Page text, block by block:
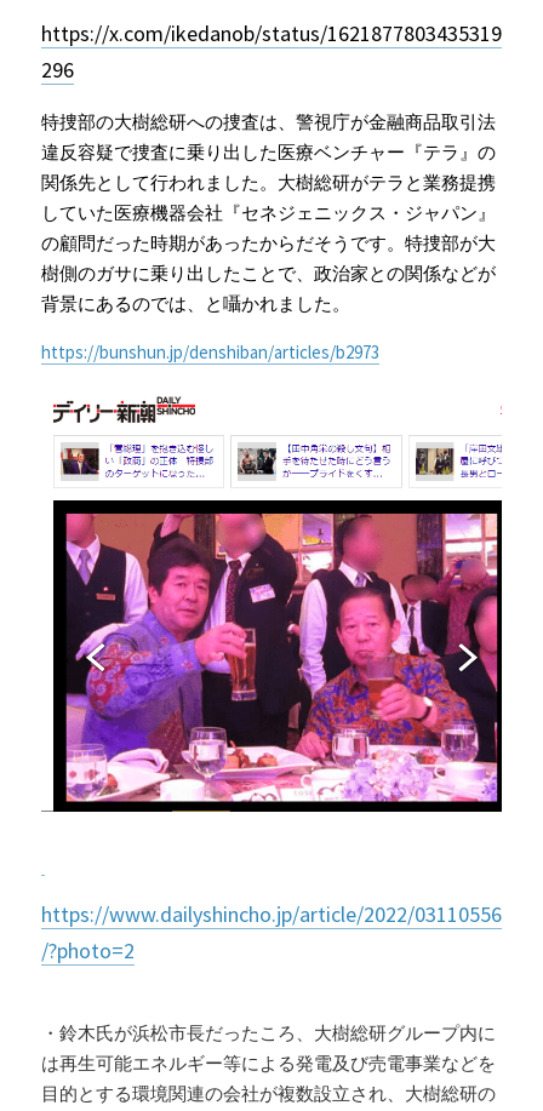
https://x.com/ikedanob/status/1621877803435319
296
特捜部の大樹総研への捜査は、警視庁が金融商品取引法
違反容疑で捜査に乗り出した医療ベンチャー『テラ』の
関係先として行われました。大樹総研がテラと業務提携
していた医療機器会社『セネジェニックス・ジャパン』
の顧問だった時期があったからだそうです。特捜部が大
樹側のガサに乗り出したことで、政治家との関係などが
背景にあるのでは、と囁かれました。
https://bunshun.jp/denshiban/articles/b2973
https://www.dailyshincho.jp/article/2022/03110556
/?photo=2
・鈴木氏が浜松市長だったころ、大樹総研グループ内に
は再生可能エネルギー等による発電及び売電事業などを
目的とする環境関連の会社が複数設立され、大樹総研の